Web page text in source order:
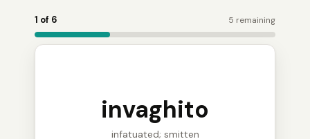
Word Holder turns the saved word into a review
1 of 6 5 remaining
invaghito
infatuated; smitten